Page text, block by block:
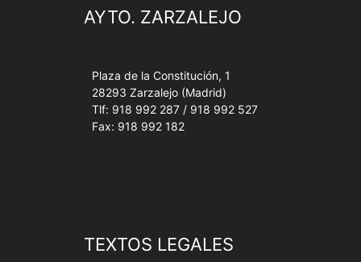
AYTO. ZARZALEJO
Plaza de la Constitución, 1
28293 Zarzalejo (Madrid)
Tlf: 918 992 287 / 918 992 527
Fax: 918 992 182
TEXTOS LEGALES